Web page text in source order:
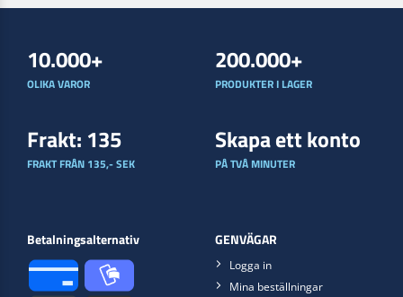
10.000+
OLIKA VAROR
200.000+
PRODUKTER I LAGER
Frakt: 135
FRAKT FRÅN 135,- SEK
Skapa ett konto
PÅ TVÅ MINUTER
Betalningsalternativ GENVÄGAR
Logga in
Mina beställningar